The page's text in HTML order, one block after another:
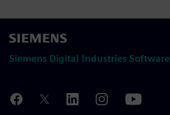
Siemens Digital Industries Software